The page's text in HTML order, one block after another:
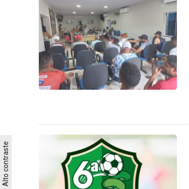
Alto contraste